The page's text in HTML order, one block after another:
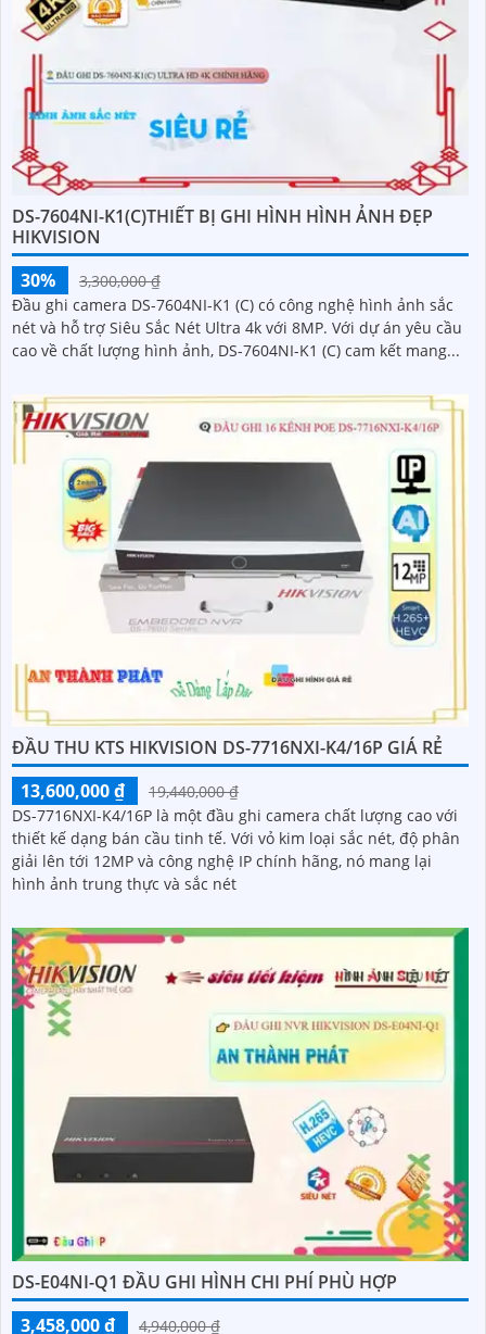
DS-7604NI-K1(C)THIẾT BỊ GHI HÌNH HÌNH ẢNH ĐẸP
HIKVISION
30%
3,300,000 ₫
Đầu ghi camera DS-7604NI-K1 (C) có công nghệ hình ảnh sắc
nét và hỗ trợ Siêu Sắc Nét Ultra 4k với 8MP. Với dự án yêu cầu
cao về chất lượng hình ảnh, DS-7604NI-K1 (C) cam kết mang...
ĐẦU THU KTS HIKVISION DS-7716NXI-K4/16P GIÁ RẺ
13,600,000 ₫
19,440,000 ₫
DS-7716NXI-K4/16P là một đầu ghi camera chất lượng cao với
thiết kế dạng bán cầu tinh tế. Với vỏ kim loại sắc nét, độ phân
giải lên tới 12MP và công nghệ IP chính hãng, nó mang lại
hình ảnh trung thực và sắc nét
DS-E04NI-Q1 ĐẦU GHI HÌNH CHI PHÍ PHÙ HỢP
3,458,000 ₫
4,940,000 ₫